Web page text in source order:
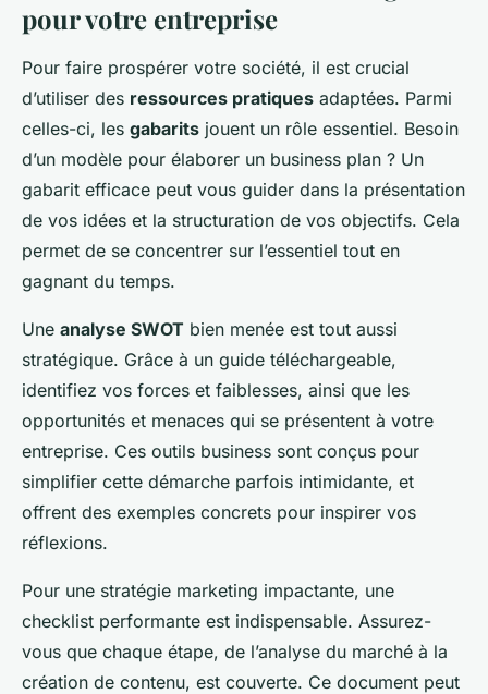
pour votre entreprise
Pour faire prospérer votre société, il est crucial
d’utiliser des ressources pratiques adaptées. Parmi
celles-ci, les gabarits jouent un rôle essentiel. Besoin
d’un modèle pour élaborer un business plan ? Un
gabarit efficace peut vous guider dans la présentation
de vos idées et la structuration de vos objectifs. Cela
permet de se concentrer sur l’essentiel tout en
gagnant du temps.
Une analyse SWOT bien menée est tout aussi
stratégique. Grâce à un guide téléchargeable,
identifiez vos forces et faiblesses, ainsi que les
opportunités et menaces qui se présentent à votre
entreprise. Ces outils business sont conçus pour
simplifier cette démarche parfois intimidante, et
offrent des exemples concrets pour inspirer vos
réflexions.
Pour une stratégie marketing impactante, une
checklist performante est indispensable. Assurez-
vous que chaque étape, de l’analyse du marché à la
création de contenu, est couverte. Ce document peut